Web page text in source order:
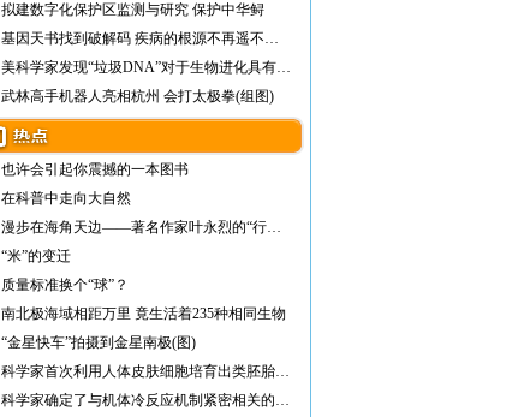
拟建数字化保护区监测与研究 保护中华鲟
基因天书找到破解码 疾病的根源不再遥不可及
美科学家发现“垃圾DNA”对于生物进化具有重…
武林高手机器人亮相杭州 会打太极拳(组图)
也许会引起你震撼的一本图书
在科普中走向大自然
漫步在海角天边——著名作家叶永烈的“行走文学”之旅
“米”的变迁
质量标准换个“球”？
南北极海域相距万里 竟生活着235种相同生物
“金星快车”拍摄到金星南极(图)
科学家首次利用人体皮肤细胞培育出类胚胎干细胞
科学家确定了与机体冷反应机制紧密相关的TRPM8蛋白